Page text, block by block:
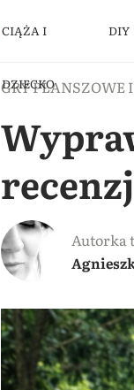
CIĄŻA I
DZIECKO
DIY
GRY PLANSZOWE
Autorka